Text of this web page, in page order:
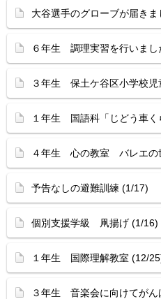
大谷選手のグローブが届き
６年生 調理実習を行いまし
３年生 保土ケ谷区小学校児
１年生 国語科「じどう車く
４年生 心の教室 バレエの
予告なしの避難訓練 (1/17)
個別支援学級 凧揚げ (1/16)
１年生 国際理解教室 (12/
３年生 音楽会に向けてがん